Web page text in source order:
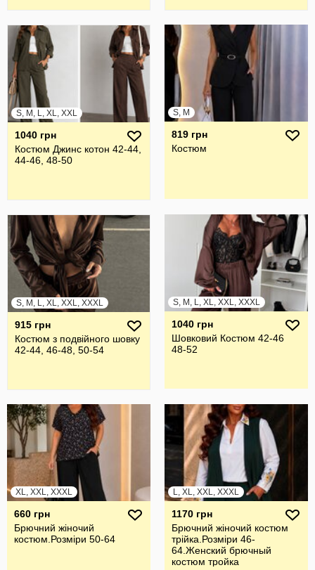
S, M, L, XL, XXL
1040 грн
Костюм Джинс котон 42-44,
44-46, 48-50
S, M
819 грн
Костюм
S, M, L, XL, XXL, XXXL
915 грн
Костюм з подвійного шовку
42-44, 46-48, 50-54
S, M, L, XL, XXL, XXXL
1040 грн
Шовковий Костюм 42-46
48-52
XL, XXL, XXXL
660 грн
Брючний жiночий
костюм.Розмiри 50-64
L, XL, XXL, XXXL
1170 грн
Брючний жiночий костюм
трiйка.Розмiри 46-
64.Женский брючный
костюм тройка